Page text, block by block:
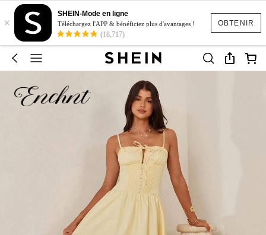
OBTENIR
×
SHEIN-Mode en ligne
Téléchargez l'APP & bénéficiez plus d'avantages !
(18,717)